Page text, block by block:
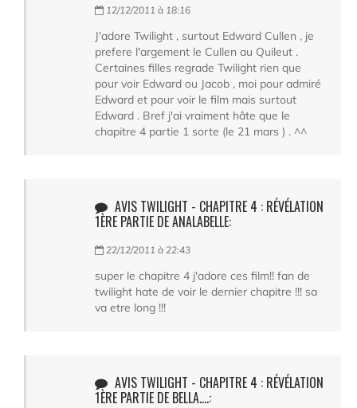
12/12/2011 à 18:16
J'adore Twilight , surtout Edward Cullen , je
prefere l'argement le Cullen au Quileut .
Certaines filles regrade Twilight rien que
pour voir Edward ou Jacob , moi pour admiré
Edward et pour voir le film mais surtout
Edward . Bref j'ai vraiment hâte que le
chapitre 4 partie 1 sorte (le 21 mars ) . ^^
AVIS TWILIGHT - CHAPITRE 4 : RÉVÉLATION
1ÈRE PARTIE DE ANALABELLE:
22/12/2011 à 22:43
super le chapitre 4 j'adore ces film!! fan de
twilight hate de voir le dernier chapitre !!! sa
va etre long !!!
AVIS TWILIGHT - CHAPITRE 4 : RÉVÉLATION
1ÈRE PARTIE DE BELLA....: